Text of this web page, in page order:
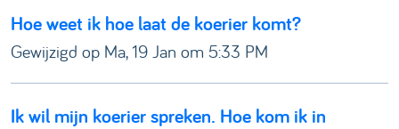
Hoe weet ik hoe laat de koerier komt?
Gewijzigd op Ma, 19 Jan om 5:33 PM
Ik wil mijn koerier spreken. Hoe kom ik in